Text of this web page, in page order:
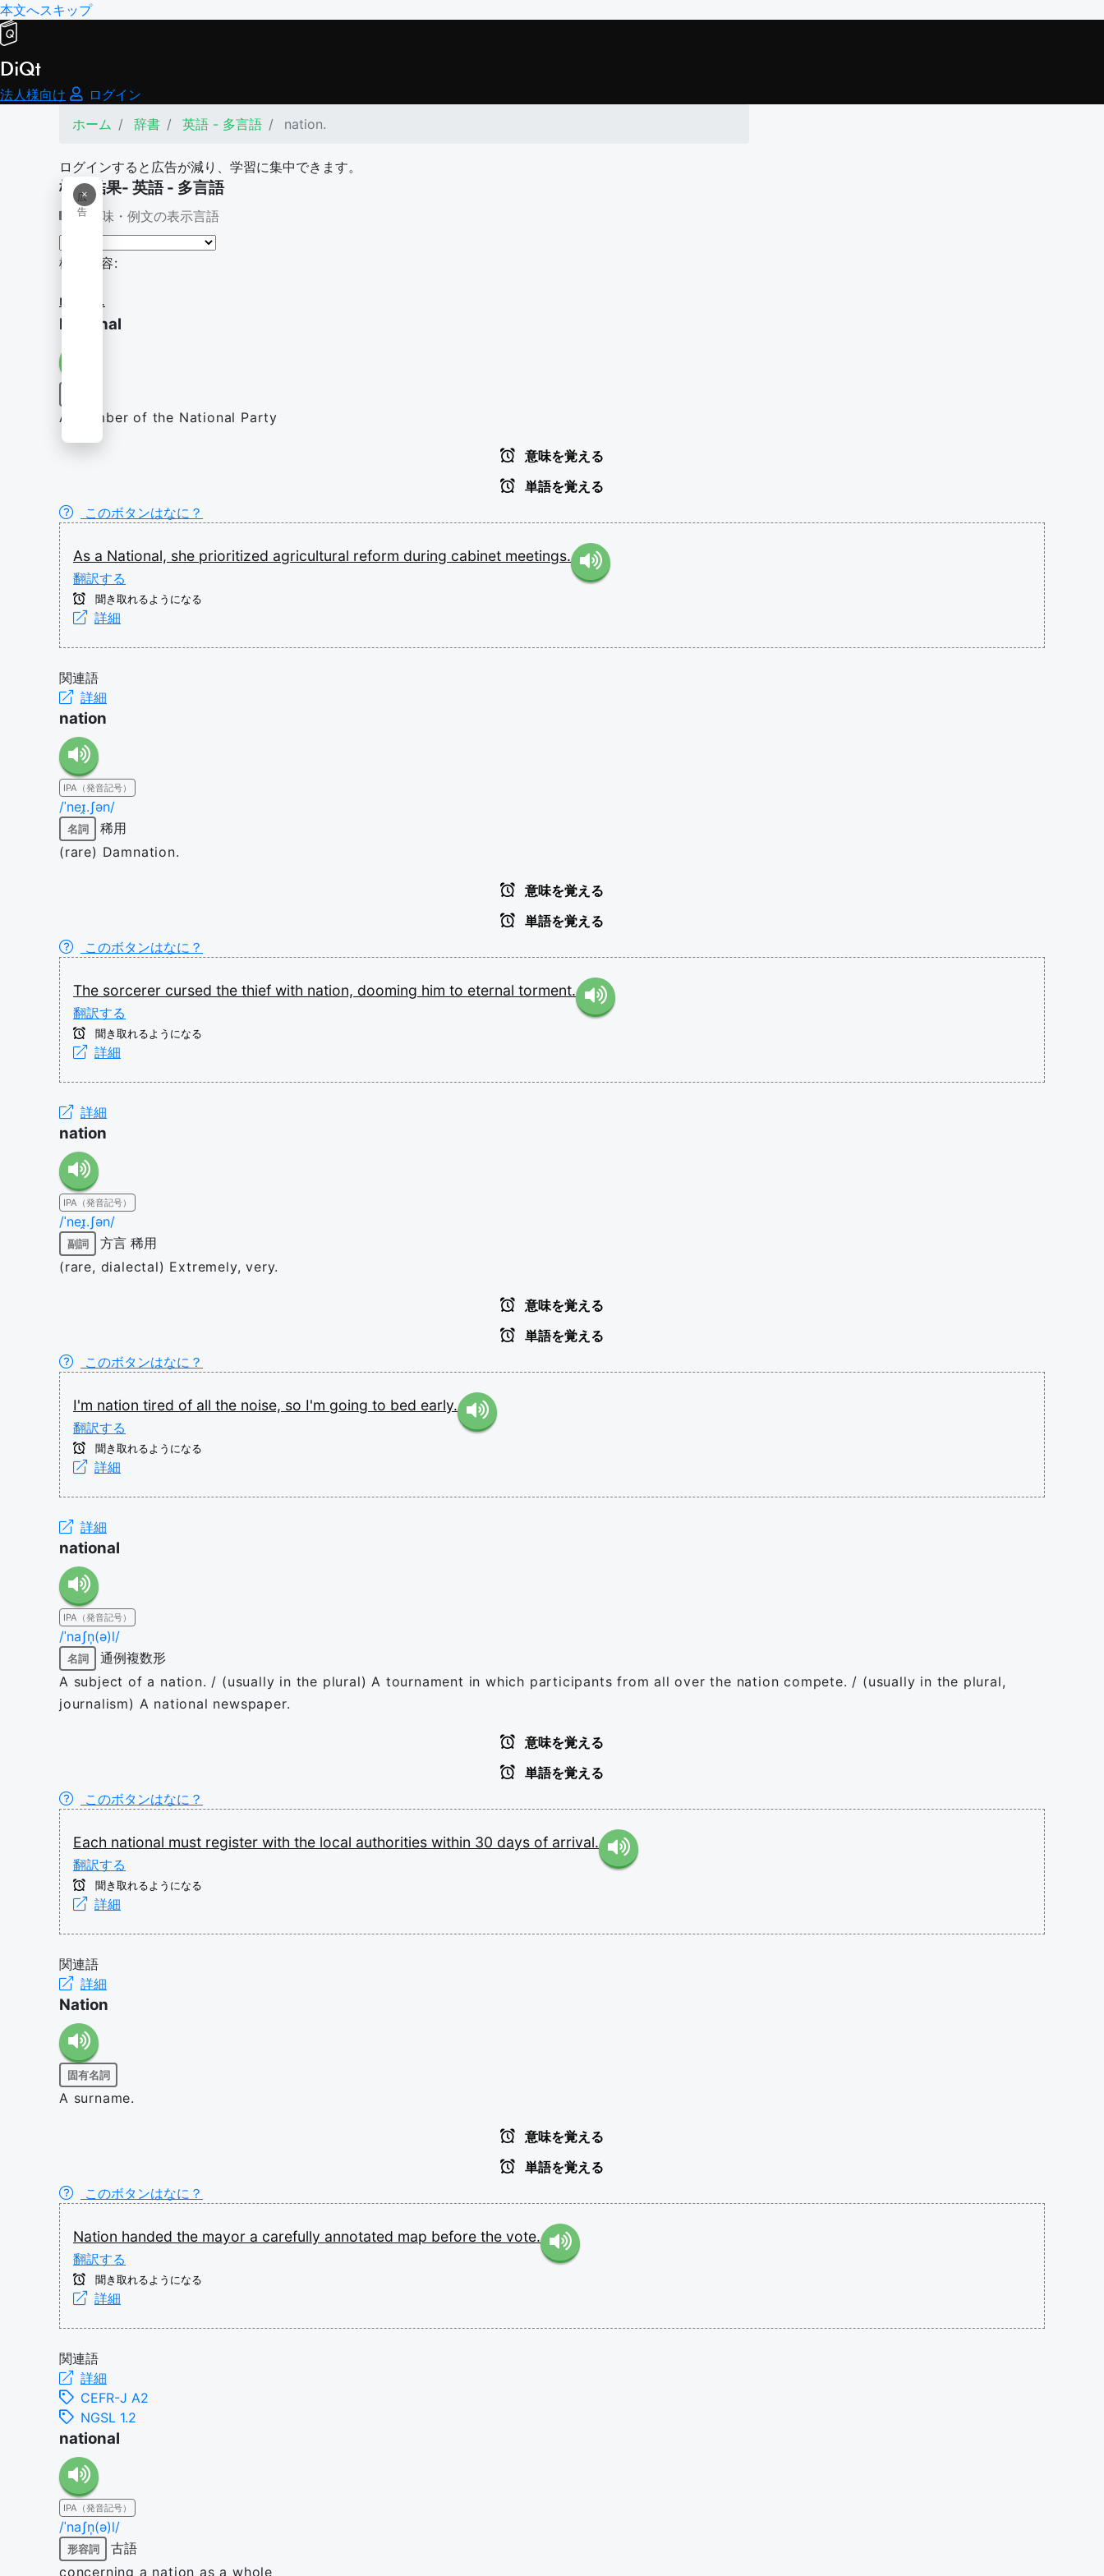
本文へスキップ
DiQt
法人様向け
ログイン
ホーム
辞書 英語 - 多言語 nation.
ログインすると広告が減り、学習に集中できます。
×
広
告
検索結果- 英語 - 多言語
意味・例文の表示言語
検索内容:
nation.
National
A member of the National Party
意味を覚える
単語を覚える
このボタンはなに？
As a National, she prioritized agricultural reform during cabinet meetings.
翻訳する
聞き取れるようになる
詳細
関連語
詳細
nation
IPA（発音記号）
/ˈneɪ̯.ʃən/
名詞
稀用
(rare) Damnation.
意味を覚える
単語を覚える
このボタンはなに？
The sorcerer cursed the thief with nation, dooming him to eternal torment.
翻訳する
聞き取れるようになる
詳細
詳細
nation
IPA（発音記号）
/ˈneɪ̯.ʃən/
副詞 方言 稀用
(rare, dialectal) Extremely, very.
意味を覚える
単語を覚える
このボタンはなに？
I'm nation tired of all the noise, so I'm going to bed early.
翻訳する
聞き取れるようになる
詳細
詳細
national
IPA（発音記号）
/ˈnaʃn̩(ə)l/
名詞
通例複数形
A subject of a nation. / (usually in the plural) A tournament in which participants from all over the nation compete. / (usually in the plural,
journalism) A national newspaper.
意味を覚える
単語を覚える
このボタンはなに？
Each national must register with the local authorities within 30 days of arrival.
翻訳する
聞き取れるようになる
詳細
関連語
詳細
Nation
固有名詞
A surname.
意味を覚える
単語を覚える
このボタンはなに？
Nation handed the mayor a carefully annotated map before the vote.
翻訳する
聞き取れるようになる
詳細
関連語
詳細
CEFR-J A2
NGSL 1.2
national
IPA（発音記号）
/ˈnaʃn̩(ə)l/
形容詞
古語
concerning a nation as a whole